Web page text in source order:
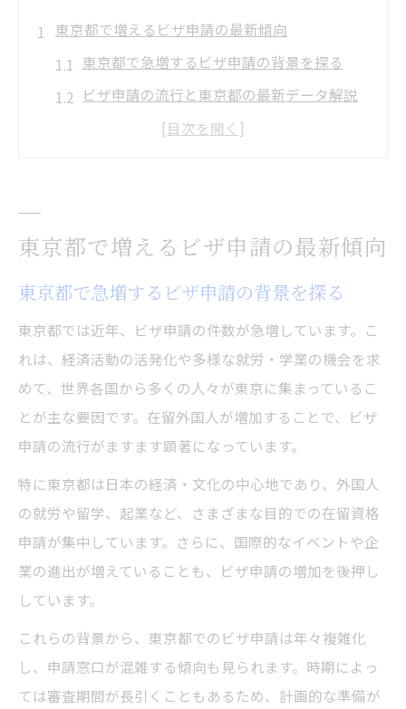
東京都で増えるビザ申請の最新傾向
東京都で急増するビザ申請の背景を探る
ビザ申請の流行と東京都の最新データ解説
ビザ申請増加が東京都に与える影響とは
ビザ申請流行の要因と東京都の特徴を解説
東京都でビザ申請が増える社会的背景とは
東京の経済環境がビザ申請流行に与える影
響
在留資格取得で注目される東京都の動向
ビザ申請流行の背景にある東京都の魅力
申請時期ごとの混雑を避けるポイント
ビザ申請時期別の東京都での混雑傾向とは
混雑ピークを避けるビザ申請のタイミング
術
東京都でビザ申請する際の予約活用法
ビザ申請流行時の余裕あるスケジュール調
整術
東京都で混雑を回避するビザ申請の工夫
ビザ申請を東京都で成功させる秘訣とは
東京都で増えるビザ申請の最新傾向
東京都で急増するビザ申請の背景を探る
東京都では近年、ビザ申請の件数が急増しています。こ
れは、経済活動の活発化や多様な就労・学業の機会を求
めて、世界各国から多くの人々が東京に集まっているこ
とが主な要因です。在留外国人が増加することで、ビザ
申請の流行がますます顕著になっています。
特に東京都は日本の経済・文化の中心地であり、外国人
の就労や留学、起業など、さまざまな目的での在留資格
申請が集中しています。さらに、国際的なイベントや企
業の進出が増えていることも、ビザ申請の増加を後押し
しています。
これらの背景から、東京都でのビザ申請は年々複雑化
し、申請窓口が混雑する傾向も見られます。時期によっ
ては審査期間が長引くこともあるため、計画的な準備が